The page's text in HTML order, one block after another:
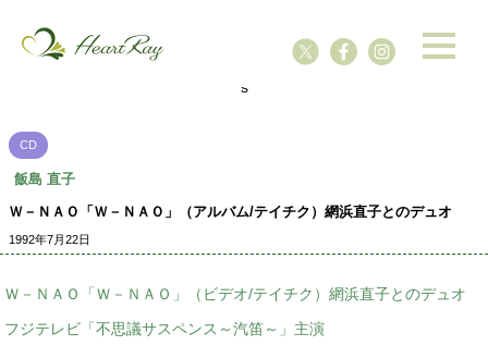
s
CD
飯島 直子
Ｗ－ＮＡＯ「Ｗ－ＮＡＯ」（アルバム/テイチク）網浜直子とのデュオ
1992年7月22日
Ｗ－ＮＡＯ「Ｗ－ＮＡＯ」（ビデオ/テイチク）網浜直子とのデュオ
フジテレビ「不思議サスペンス～汽笛～」主演